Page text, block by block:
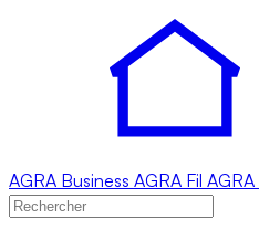
AGRA Business AGRA Fil AGRA